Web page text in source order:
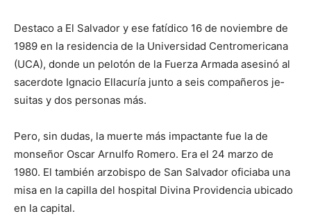
Destaco a El Salvador y ese fatídico 16 de noviembre de
1989 en la residencia de la Universidad Centromericana
(UCA), donde un pelotón de la Fuerza Armada asesinó al
sacerdote Ignacio Ellacuría junto a seis compañeros je­
suitas y dos personas más.
Pero, sin dudas, la muerte más im­pactante fue la de
monseñor Oscar Arnulfo Romero. Era el 24 marzo de
1980. El también arzobispo de San Salvador oficiaba una
misa en la capi­lla del hospital Divina Providencia ubicado
en la capital.